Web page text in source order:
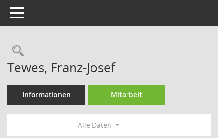
Toggle navigation
Rechercheauswahl
Tewes, Franz-Josef
Informationen Mitarbeit
Alle Daten